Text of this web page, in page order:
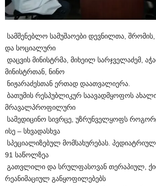
სამშენებლო სამუშაოები დევნილთა,
და სოციალური
დაცვის მინისტრმა, მიხეილ სარჯველაძემ,
მინისტრთან, ნინო
ნიჟარაძესთან ერთად დაათვალიერა.
ბათუმის რესპუბლიკურ საავადმყოფოს
მრავალპროფილური
სამედიცინო სივრცე, უზრუნველყოფს
ისე – სხვადასხვა
სპეციალიზებულ მომსახურებას.
91 საწოლზეა
გათვლილი და სრულფასოვან თერაპიულ,
რეანიმაციულ განყოფილებებს